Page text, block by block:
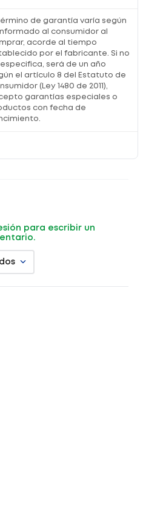
20kgr
de garantía varía según
al consumidor al
acorde al tiempo
por el fabricante. Si no
será de un año
el artículo 8 del Estatuto de
(Ley 1480 de 2011),
garantías especiales o
con fecha de
para escribir un